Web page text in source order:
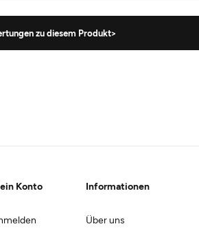
zu diesem Produkt>
Konto Informationen
Über uns